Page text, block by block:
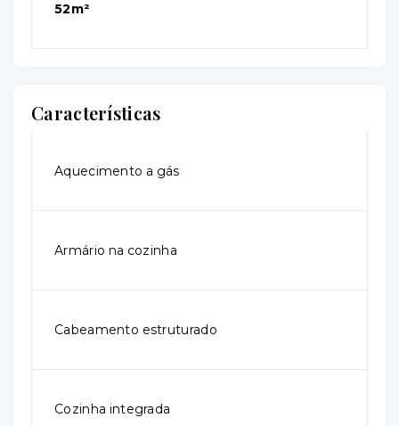
52m²
Características
Aquecimento a gás
Armário na cozinha
Cabeamento estruturado
Cozinha integrada